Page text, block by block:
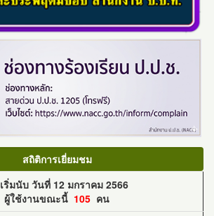
สถิติการเยี่ยมชม
เริ่มนับ วันที่ 12 มกราคม 2566
ผู้ใช้งานขณะนี้ 105 คน